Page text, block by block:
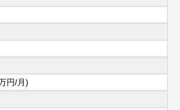
円/月)